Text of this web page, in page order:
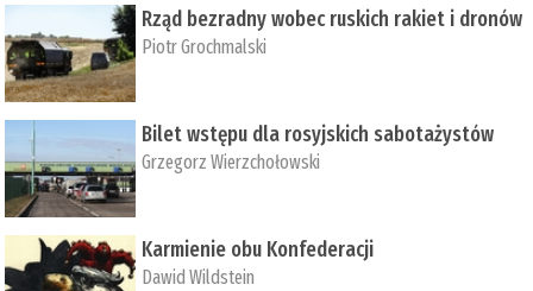
Rząd bezradny wobec ruskich rakiet i dronów
Piotr Grochmalski
Bilet wstępu dla rosyjskich sabotażystów
Grzegorz Wierzchołowski
Karmienie obu Konfederacji
Dawid Wildstein